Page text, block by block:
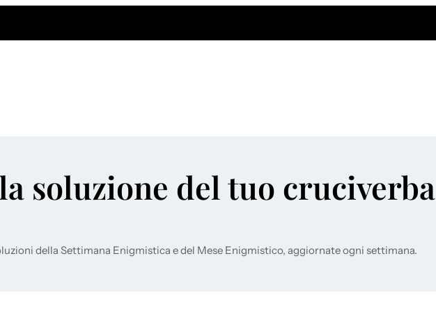
soluzione del tuo cruciverba
della Settimana Enigmistica e del Mese Enigmistico, aggiornate ogni settimana.